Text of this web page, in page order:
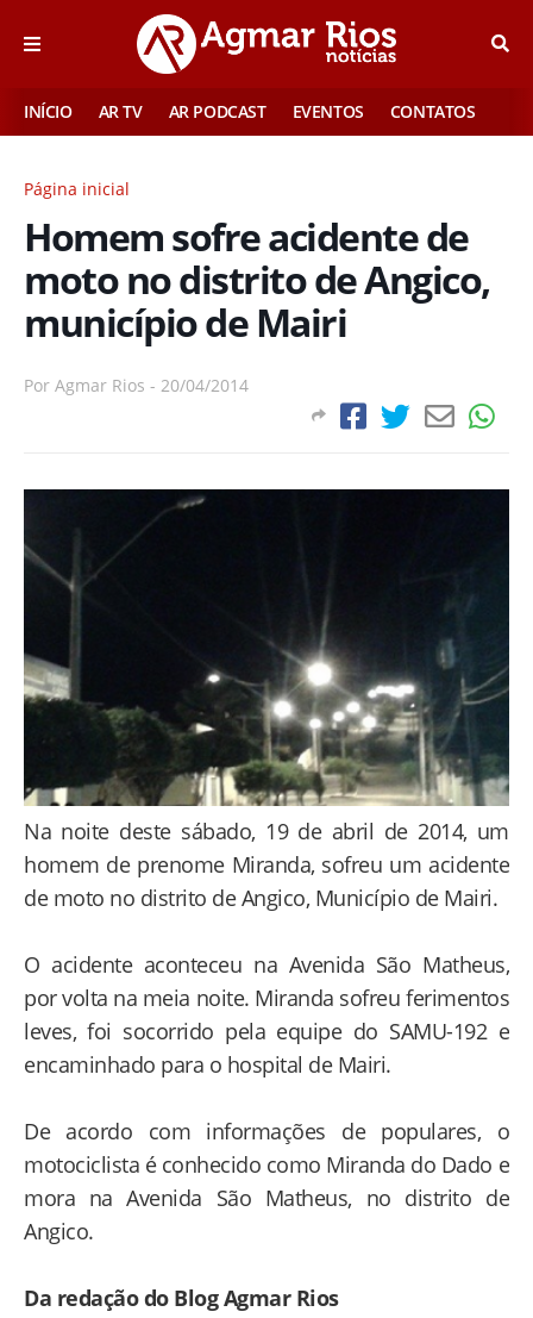
INÍCIO AR TV AR PODCAST EVENTOS CONTATOS
Página inicial
Homem sofre acidente de
moto no distrito de Angico,
município de Mairi
Por Agmar Rios - 20/04/2014
Na noite deste sábado, 19 de abril de 2014, um
homem de prenome Miranda, sofreu um acidente
de moto no distrito de Angico, Município de Mairi.
O acidente aconteceu na Avenida São Matheus,
por volta na meia noite. Miranda sofreu ferimentos
leves, foi socorrido pela equipe do SAMU-192 e
encaminhado para o hospital de Mairi.
De acordo com informações de populares, o
motociclista é conhecido como Miranda do Dado e
mora na Avenida São Matheus, no distrito de
Angico.
Da redação do Blog Agmar Rios